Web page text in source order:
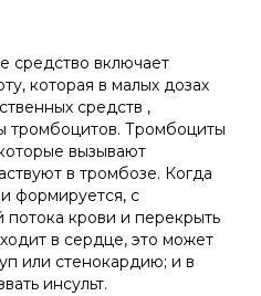
средство включает
которая в малых дозах
средств ,
тромбоцитов. Тромбоциты
вызывают
в тромбозе. Когда
формируется, с
крови и перекрыть
в сердце, это может
или стенокардию; и в
инсульт.